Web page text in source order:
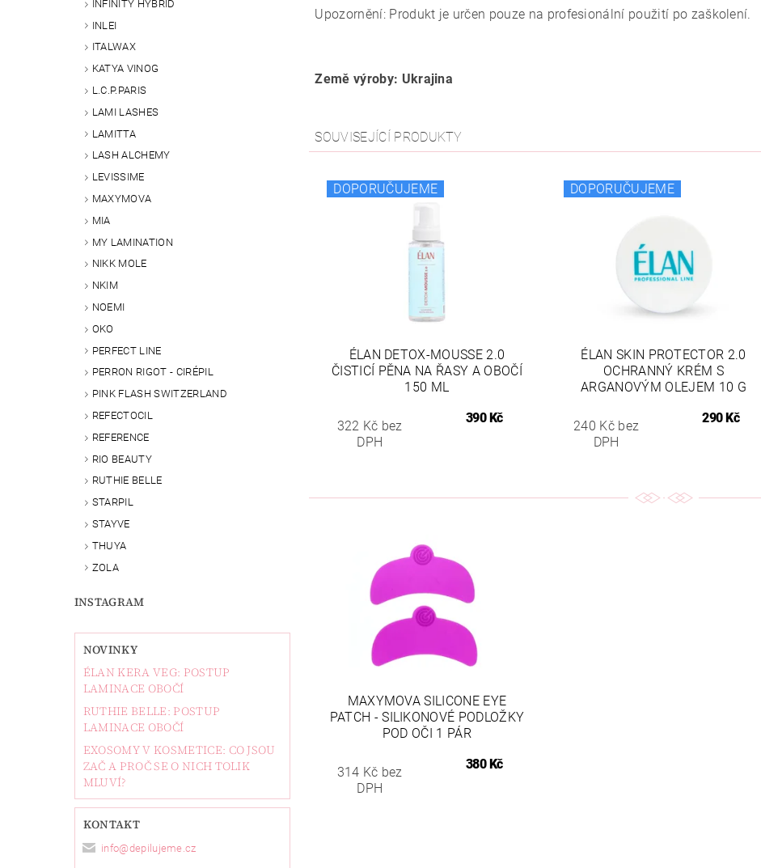
INFINITY HYBRID
INLEI
ITALWAX
KATYA VINOG
L.C.P.PARIS
LAMI LASHES
LAMITTA
LASH ALCHEMY
LEVISSIME
MAXYMOVA
MIA
MY LAMINATION
NIKK MOLE
NKIM
NOEMI
OKO
PERFECT LINE
PERRON RIGOT - CIRÉPIL
PINK FLASH SWITZERLAND
REFECTOCIL
REFERENCE
RIO BEAUTY
RUTHIE BELLE
STARPIL
STAYVE
THUYA
ZOLA
INSTAGRAM
NOVINKY
ÉLAN KERA VEG: POSTUP
LAMINACE OBOČÍ
RUTHIE BELLE: POSTUP
LAMINACE OBOČÍ
EXOSOMY V KOSMETICE: CO JSOU
ZAČ A PROČ SE O NICH TOLIK
MLUVÍ?
KONTAKT
info@depilujeme.cz
Upozornění: Produkt je určen pouze na profesionální použití po zaškolení.
Země výroby: Ukrajina
SOUVISEJÍCÍ PRODUKTY
DOPORUČUJEME
ÉLAN DETOX-MOUSSE 2.0
ČISTICÍ PĚNA NA ŘASY A OBOČÍ
150 ML
322 Kč bez
DPH
390 Kč
DOPORUČUJEME
ÉLAN SKIN PROTECTOR 2.0
OCHRANNÝ KRÉM S
ARGANOVÝM OLEJEM 10 G
240 Kč bez
DPH
290 Kč
MAXYMOVA SILICONE EYE
PATCH - SILIKONOVÉ PODLOŽKY
POD OČI 1 PÁR
314 Kč bez
DPH
380 Kč